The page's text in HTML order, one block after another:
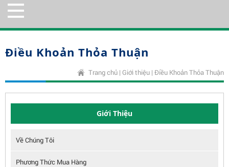
Giới Thiệu
Về Chúng Tôi
Phương Thức Mua Hàng
Điều Khoản Thỏa Thuận
Trang chủ | Giới thiệu | Điều Khoản Thỏa Thuận